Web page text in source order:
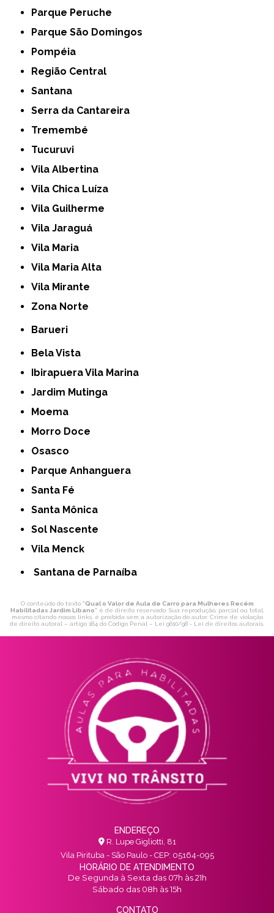
Parque Peruche
Parque São Domingos
Pompéia
Região Central
Santana
Serra da Cantareira
Tremembé
Tucuruvi
Vila Albertina
Vila Chica Luíza
Vila Guilherme
Vila Jaraguá
Vila Maria
Vila Maria Alta
Vila Mirante
Zona Norte
Barueri
Bela Vista
Ibirapuera Vila Marina
Jardim Mutinga
Moema
Morro Doce
Osasco
Parque Anhanguera
Santa Fé
Santa Mônica
Sol Nascente
Vila Menck
Santana de Parnaíba
O conteúdo do texto "Qual o Valor de Aula de Carro para Mulheres Recém
Habilitadas Jardim Libano" é de direito reservado. Sua reprodução, parcial ou total,
mesmo citando nossos links, é proibida sem a autorização do autor. Crime de violação
de direito autoral – artigo 184 do Código Penal – Lei 9610/98 - Lei de direitos autorais.
ENDEREÇO
R. Lupe Gigliotti, 81
Vila Pirituba - São Paulo - CEP: 05164-095
HORÁRIO DE ATENDIMENTO
De Segunda à Sexta das 07h às 21h
Sábado das 08h às 15h
CONTATO